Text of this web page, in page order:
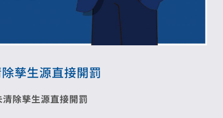
孳生源直接開罰
除孳生源直接開罰